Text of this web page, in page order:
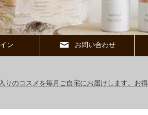
ン お問い合わせ
のコスメを毎月ご自宅にお届けします。お